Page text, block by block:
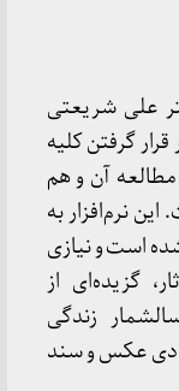
علی شریعتی
گرفتن کلیه
آن و هم
نرم‌افزار به
است و نیازی
گزیده‌ای از
زندگی
عکس و سند